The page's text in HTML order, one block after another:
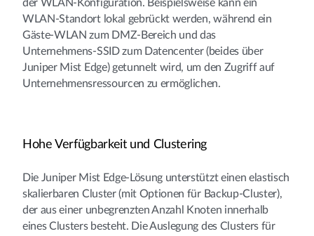
der WLAN-Konfiguration. Beispielsweise kann ein
WLAN-Standort lokal gebrückt werden, während ein
Gäste-WLAN zum DMZ-Bereich und das
Unternehmens-SSID zum Datencenter (beides über
Juniper Mist Edge) getunnelt wird, um den Zugriff auf
Unternehmensressourcen zu ermöglichen.
Hohe Verfügbarkeit und Clustering
Die Juniper Mist Edge-Lösung unterstützt einen elastisch
skalierbaren Cluster (mit Optionen für Backup-Cluster),
der aus einer unbegrenzten Anzahl Knoten innerhalb
eines Clusters besteht. Die Auslegung des Clusters für